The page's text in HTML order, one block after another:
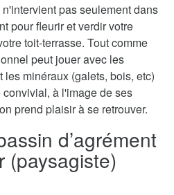
pas seulement dans
pour fleurir et verdir votre
toit-terrasse. Tout comme
peut jouer avec les
minéraux (galets, bois, etc)
à l'image de ses
prend plaisir à se retrouver.
d’agrément
(paysagiste)